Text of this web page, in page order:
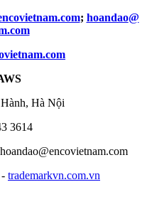
; hoandao​@
Hà Nội
3614
hoandao@encovietnam.com
- trademarkvn.com.vn